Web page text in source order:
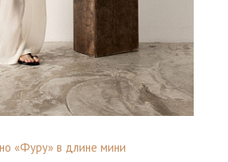
«Фуру» в длине мини